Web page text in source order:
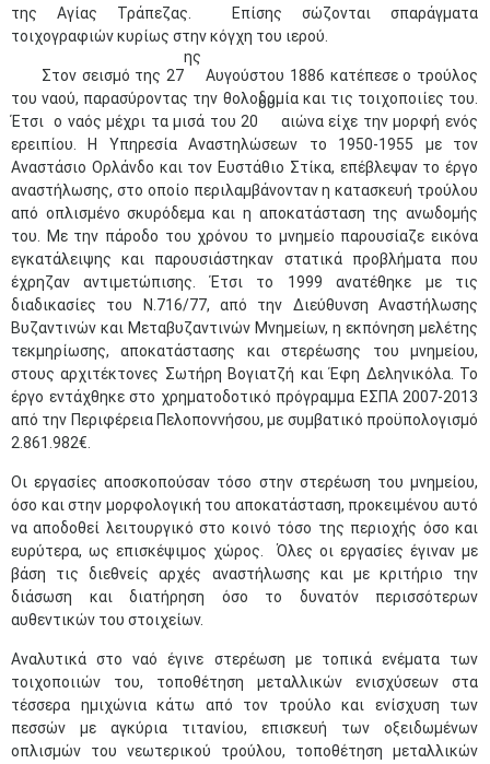
της Αγίας Τράπεζας. Επίσης σώζονται σπαράγματα
τοιχογραφιών κυρίως στην κόγχη του ιερού.
Στον σεισμό της 27
ης
Αυγούστου 1886 κατέπεσε ο τρούλος
του ναού, παρασύροντας την θολοδομία και τις τοιχοποιίες του.
Έτσι ο ναός μέχρι τα μισά του 20
ου
αιώνα είχε την μορφή ενός
ερειπίου. Η Υπηρεσία Αναστηλώσεων το 1950-1955 με τον
Αναστάσιο Ορλάνδο και τον Ευστάθιο Στίκα, επέβλεψαν το έργο
αναστήλωσης, στο οποίο περιλαμβάνονταν η κατασκευή τρούλου
από οπλισμένο σκυρόδεμα και η αποκατάσταση της ανωδομής
του. Με την πάροδο του χρόνου το μνημείο παρουσίαζε εικόνα
εγκατάλειψης και παρουσιάστηκαν στατικά προβλήματα που
έχρηζαν αντιμετώπισης. Έτσι το 1999 ανατέθηκε με τις
διαδικασίες του Ν.716/77, από την Διεύθυνση Αναστήλωσης
Βυζαντινών και Μεταβυζαντινών Μνημείων, η εκπόνηση μελέτης
τεκμηρίωσης, αποκατάστασης και στερέωσης του μνημείου,
στους αρχιτέκτονες Σωτήρη Βογιατζή και Έφη Δεληνικόλα. Το
έργο εντάχθηκε στο χρηματοδοτικό πρόγραμμα ΕΣΠΑ 2007-2013
από την Περιφέρεια Πελοποννήσου, με συμβατικό προϋπολογισμό
2.861.982€.
Οι εργασίες αποσκοπούσαν τόσο στην στερέωση του μνημείου,
όσο και στην μορφολογική του αποκατάσταση, προκειμένου αυτό
να αποδοθεί λειτουργικό στο κοινό τόσο της περιοχής όσο και
ευρύτερα, ως επισκέψιμος χώρος. Όλες οι εργασίες έγιναν με
βάση τις διεθνείς αρχές αναστήλωσης και με κριτήριο την
διάσωση και διατήρηση όσο το δυνατόν περισσότερων
αυθεντικών του στοιχείων.
Αναλυτικά στο ναό έγινε στερέωση με τοπικά ενέματα των
τοιχοποιιών του, τοποθέτηση μεταλλικών ενισχύσεων στα
τέσσερα ημιχώνια κάτω από τον τρούλο και ενίσχυση των
πεσσών με αγκύρια τιτανίου, επισκευή των οξειδωμένων
οπλισμών του νεωτερικού τρούλου, τοποθέτηση μεταλλικών